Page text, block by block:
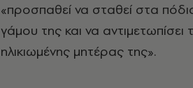
«προσπαθεί να σταθεί στα
γάμου της και να
ηλικιωμένης μητέρας της».